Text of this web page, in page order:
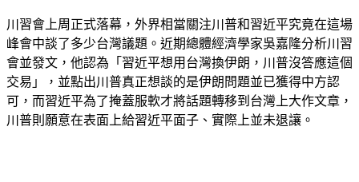
川習會上周正式落幕，外界相當關注川普和習近平究竟在這場
峰會中談了多少台灣議題。近期總體經濟學家吳嘉隆分析川習
會並發文，他認為「習近平想用台灣換伊朗，川普沒答應這個
交易」，並點出川普真正想談的是伊朗問題並已獲得中方認
可，而習近平為了掩蓋服軟才將話題轉移到台灣上大作文章，
川普則願意在表面上給習近平面子、實際上並未退讓。